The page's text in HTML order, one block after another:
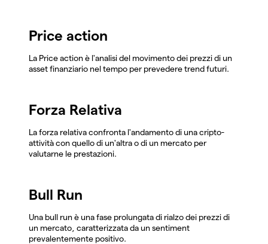
Price action
La Price action è l'analisi del movimento dei prezzi di un
asset finanziario nel tempo per prevedere trend futuri.
Forza Relativa
La forza relativa confronta l'andamento di una cripto-
attività con quello di un'altra o di un mercato per
valutarne le prestazioni.
Bull Run
Una bull run è una fase prolungata di rialzo dei prezzi di
un mercato, caratterizzata da un sentiment
prevalentemente positivo.